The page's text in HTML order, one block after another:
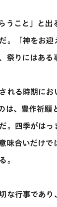
うこと」と
。「神をお
祭りにはある
れる時期に
は、豊作祈願
。四季がは
味合いだけ
。
な行事であ